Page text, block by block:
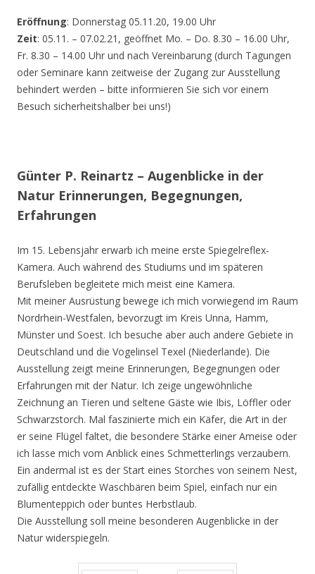
Eröffnung: Donnerstag 05.11.20, 19.00 Uhr
Zeit: 05.11. – 07.02.21, geöffnet Mo. – Do. 8.30 – 16.00 Uhr,
Fr. 8.30 – 14.00 Uhr und nach Vereinbarung (durch Tagungen
oder Seminare kann zeitweise der Zugang zur Ausstellung
behindert werden – bitte informieren Sie sich vor einem
Besuch sicherheitshalber bei uns!)
Günter P. Reinartz – Augenblicke in der
Natur Erinnerungen, Begegnungen,
Erfahrungen
Im 15. Lebensjahr erwarb ich meine erste Spiegelreflex-
Kamera. Auch während des Studiums und im späteren
Berufsleben begleitete mich meist eine Kamera.
Mit meiner Ausrüstung bewege ich mich vorwiegend im Raum
Nordrhein-Westfalen, bevorzugt im Kreis Unna, Hamm,
Münster und Soest. Ich besuche aber auch andere Gebiete in
Deutschland und die Vogelinsel Texel (Niederlande). Die
Ausstellung zeigt meine Erinnerungen, Begegnungen oder
Erfahrungen mit der Natur. Ich zeige ungewöhnliche
Zeichnung an Tieren und seltene Gäste wie Ibis, Löffler oder
Schwarzstorch. Mal faszinierte mich ein Käfer, die Art in der
er seine Flügel faltet, die besondere Stärke einer Ameise oder
ich lasse mich vom Anblick eines Schmetterlings verzaubern.
Ein andermal ist es der Start eines Storches von seinem Nest,
zufällig entdeckte Waschbären beim Spiel, einfach nur ein
Blumenteppich oder buntes Herbstlaub.
Die Ausstellung soll meine besonderen Augenblicke in der
Natur widerspiegeln.